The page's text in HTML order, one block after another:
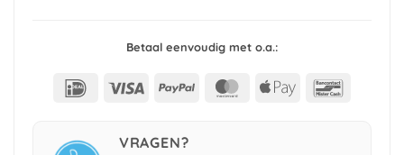
Betaal eenvoudig met o.a.:
IDeal Visa PayPal MasterCard
Apple
VRAGEN?